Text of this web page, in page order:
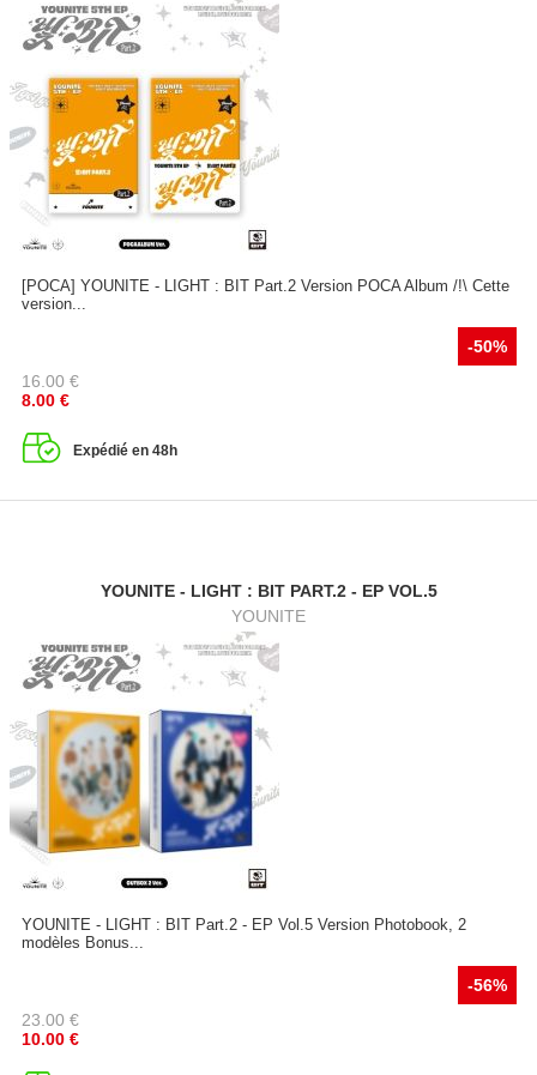
[POCA] YOUNITE - LIGHT : BIT Part.2 Version POCA Album /!\ Cette
version...
-50%
16.00 €
8.00 €
Expédié en 48h
YOUNITE - LIGHT : BIT PART.2 - EP VOL.5
YOUNITE
YOUNITE - LIGHT : BIT Part.2 - EP Vol.5 Version Photobook, 2
modèles Bonus...
-56%
23.00 €
10.00 €